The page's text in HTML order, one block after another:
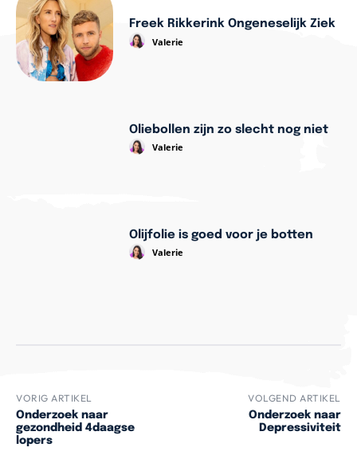
Freek Rikkerink Ongeneselijk Ziek
Valerie
Oliebollen zijn zo slecht nog niet
Valerie
Olijfolie is goed voor je botten
Valerie
VORIG ARTIKEL
Onderzoek naar
gezondheid 4daagse
lopers
VOLGEND ARTIKEL
Onderzoek naar
Depressiviteit